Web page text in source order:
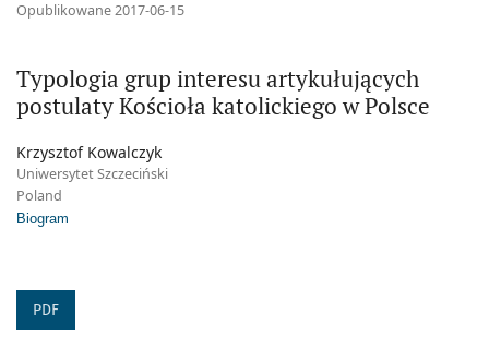
Typologia grup interesu artykułujących
postulaty Kościoła katolickiego w Polsce
Opublikowane 2017-06-15
Krzysztof Kowalczyk
Uniwersytet Szczeciński
Poland
Biogram
PDF